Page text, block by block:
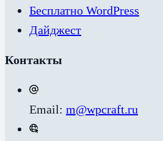
Бесплатно WordPress
Дайджест
Контакты
Email: m@wpcraft.ru